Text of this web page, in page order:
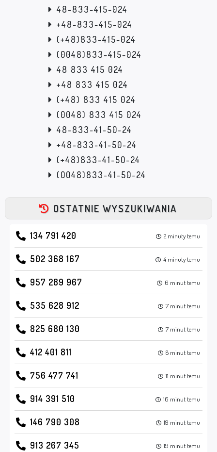
48-833-415-024
+48-833-415-024
(+48)833-415-024
(0048)833-415-024
48 833 415 024
+48 833 415 024
(+48) 833 415 024
(0048) 833 415 024
48-833-41-50-24
+48-833-41-50-24
(+48)833-41-50-24
(0048)833-41-50-24
OSTATNIE WYSZUKIWANIA
134 791 420 2 minuty temu
502 368 167 4 minuty temu
957 289 967 6 minut temu
535 628 912 7 minut temu
825 680 130 7 minut temu
412 401 811 8 minut temu
756 477 741 11 minut temu
914 391 510 16 minut temu
146 790 308 19 minut temu
913 267 345 19 minut temu